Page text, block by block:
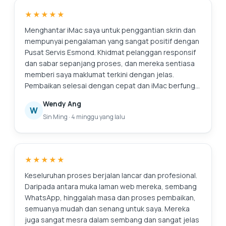
terasa seperti baru. Prestasi bateri telah bertambah
baik dengan ketara, sistem berjalan lebih lancar
selepas format semula dan pembersihan dalaman
jelas membantu dengan prestasi dan pengurusan
haba. Secara keseluruhan, perkhidmatan ini cekap,
boleh dipercayai dan dikendalikan secara
profesional. Saya tidak teragak-agak untuk
Alexandra kepada sesiapa sahaja yang mencari
servis komputer riba yang boleh dipercayai dan
★★★★★
Menghantar iMac saya untuk penggantian skrin dan
mempunyai pengalaman yang sangat positif dengan
Pusat Servis Esmond. Khidmat pelanggan responsif
dan sabar sepanjang proses, dan mereka sentiasa
memberi saya maklumat terkini dengan jelas.
Pembaikan selesai dengan cepat dan iMac berfungsi
kepada saya gambar-gambar pengumpulan habuk
dalaman dan menerangkan servis yang disyorkan
meyakinkan. Terima kasih atas perkhidmatan
profesional!
W
Wendy Ang
Sin Ming · 4 minggu yang lalu
★★★★★
Keseluruhan proses berjalan lancar dan profesional.
Daripada antara muka laman web mereka, sembang
WhatsApp, hinggalah masa dan proses pembaikan,
semuanya mudah dan senang untuk saya. Mereka
juga sangat mesra dalam sembang dan sangat jelas